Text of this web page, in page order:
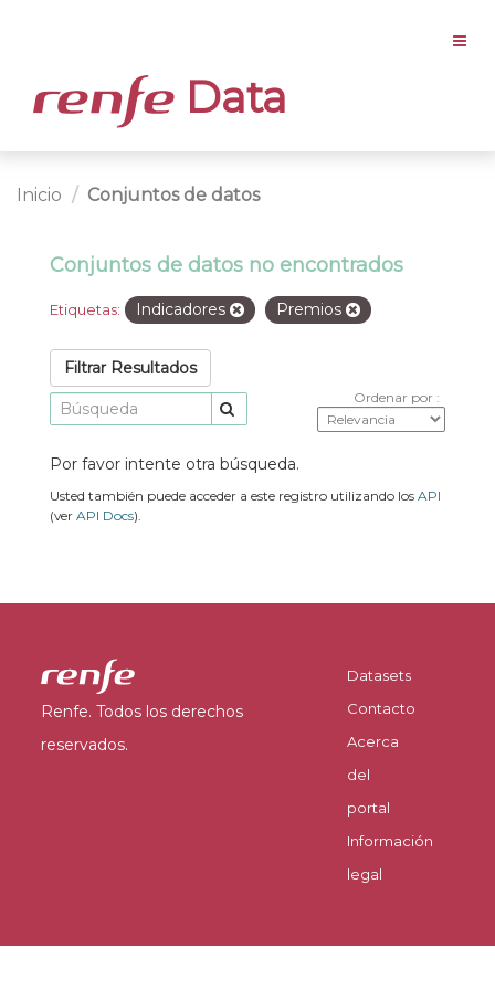
Data
Inicio Conjuntos de datos
Conjuntos de datos no encontrados
Etiquetas: Indicadores Premios
Filtrar Resultados
Ordenar por
Por favor intente otra búsqueda.
Usted también puede acceder a este registro utilizando los API
(ver API Docs).
Renfe. Todos los derechos
reservados.
Datasets
Contacto
Acerca
del
portal
Información
legal